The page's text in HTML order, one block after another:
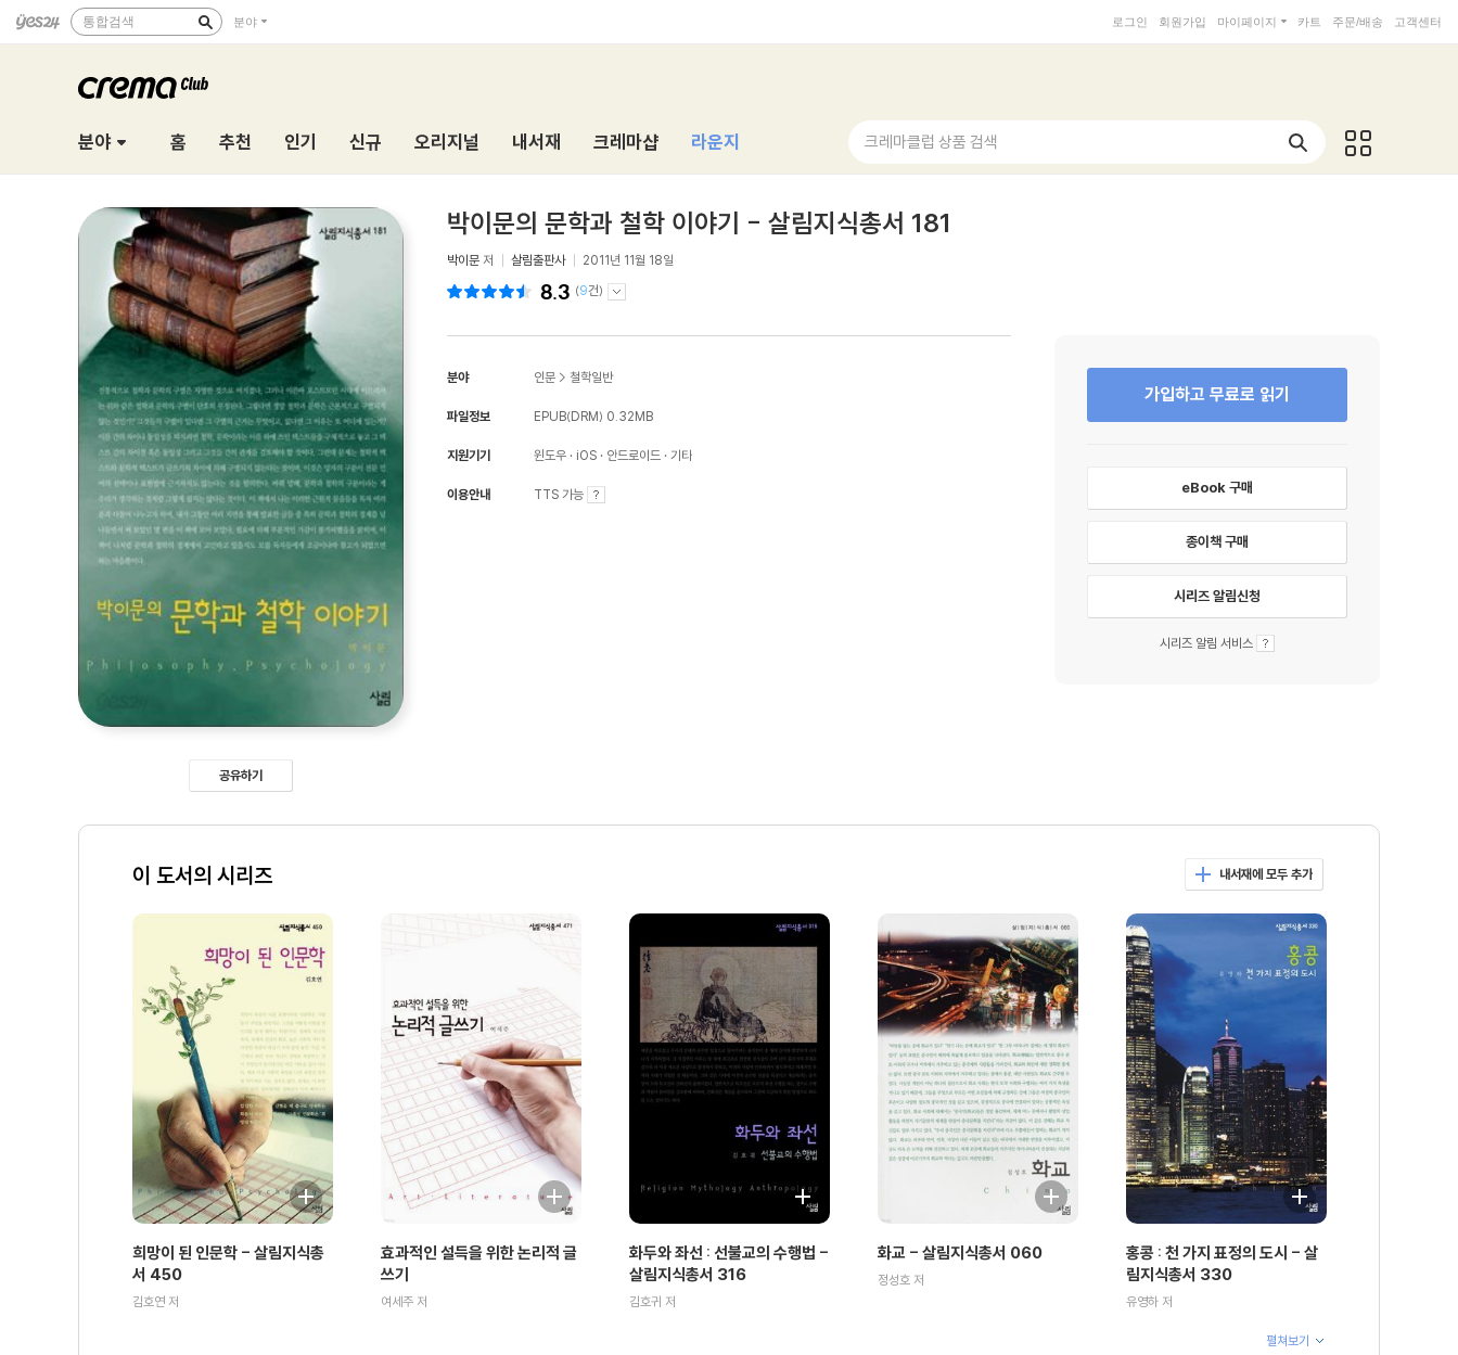
통합검색 분야 로그인 회원가입 마이페이지 카트 주문/배송 고객센터
분야 홈 추천 인기 신규 오리지널 내서재 크레마샵 라운지 크레마클럽 상품 검색
공유하기
박이문의 문학과 철학 이야기 - 살림지식총서 181
박이문 저 살림출판사 2011년 11월 18일
8.3 (9건)
분야 인문 > 철학일반
파일정보 EPUB(DRM) 0.32MB
지원기기 윈도우 iOS 안드로이드 기타
이용안내 TTS 가능
가입하고 무료로 읽기
eBook 구매
종이책 구매
시리즈 알림신청
시리즈 알림 서비스
이 도서의 시리즈 내서재에 모두 추가
희망이 된 인문학 - 살림지식총
서 450
김호연 저
효과적인 설득을 위한 논리적 글
쓰기
여세주 저
화두와 좌선 : 선불교의 수행법 -
살림지식총서 316
김호귀 저
화교 - 살림지식총서 060
정성호 저
홍콩 : 천 가지 표정의 도시 - 살
림지식총서 330
유영하 저
펼쳐보기